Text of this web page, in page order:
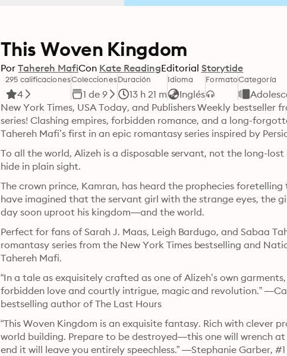
This Woven Kingdom
Por Tahereh MafiCon Kate ReadingEditorial Storytide
295 calificaciones
4
Colecciones
1 de 9
Duración
13 h 21 m
Idioma
Inglés
FormatoCategoría
New York Times, USA Today, and Publishers Weekly
series! Clashing empires, forbidden romance, and a long-
Tahereh Mafi’s first in an epic romantasy series inspired by
To all the world, Alizeh is a disposable servant, not the long-
hide in plain sight.
The crown prince, Kamran, has heard the prophecies
have imagined that the servant girl with the strange eyes, the
day soon uproot his kingdom—and the world.
Perfect for fans of Sarah J. Maas, Leigh Bardugo, and Sabaa
romantasy series from the New York Times bestselling and
Tahereh Mafi.
“In a tale as exquisitely crafted as one of Alizeh’s own
forbidden love and courtly intrigue, magic and revolution.”
bestselling author of The Last Hours
“This Woven Kingdom is an exquisite fantasy. Rich with clever
world building. Prepare to be destroyed—this one will wrench
end it will leave you entirely speechless.” —Stephanie Garber,